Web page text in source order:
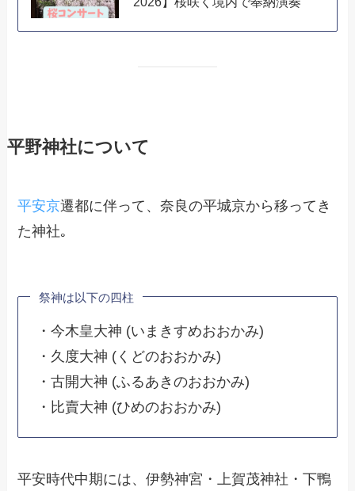
平野神社について
平安京遷都に伴って、奈良の平城京から移ってき
た神社｡
祭神は以下の四柱
・今木皇大神 (いまきすめおおかみ)
・久度大神 (くどのおおかみ)
・古開大神 (ふるあきのおおかみ)
・比賣大神 (ひめのおおかみ)
平安時代中期には、伊勢神宮・上賀茂神社・下鴨